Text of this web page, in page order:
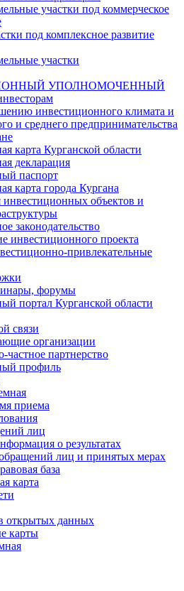
участки под коммерческое
под комплексное развитие
участки
УПОЛНОМОЧЕННЫЙ
инвестиционного климата и
и среднего предпринимательства
карта Курганской области
декларация
паспорт
карта города Кургана
инвестиционных объектов и
законодательство
инвестиционного проекта
привлекательные
форумы
портал Курганской области
связи
организации
партнерство
профиль
приема
лиц
о результатах
лиц и принятых мерах
база
карта
открытых данных
карты